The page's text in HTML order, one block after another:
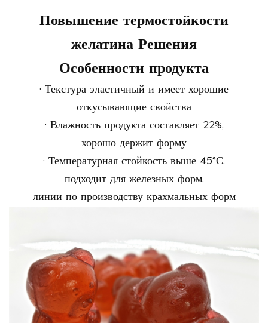
Повышение термостойкости
желатина Решения
Особенности продукта
· Текстура эластичный и имеет хорошие
откусывающие свойства
· Влажность продукта составляет 22%,
хорошо держит форму
· Температурная стойкость выше 45°С,
подходит для железных форм,
линии по производству крахмальных форм